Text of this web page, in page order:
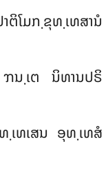
ໂມກ຺ຂຸທ຺ເທສານໍ
ນ຺ເຕ ນິທານປຣິ
ເທເສນ ອຸທ຺ເທສໍ